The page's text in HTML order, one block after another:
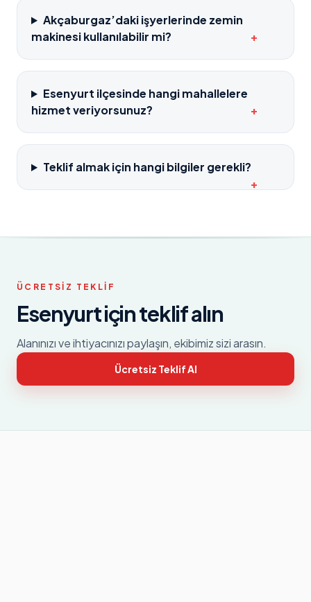
Akçaburgaz’daki işyerlerinde zemin
makinesi kullanılabilir mi?
+
Esenyurt ilçesinde hangi mahallelere
hizmet veriyorsunuz?
+
Teklif almak için hangi bilgiler gerekli?
+
ÜCRETSIZ TEKLIF
Esenyurtiçin teklif alın
Alanınızı ve ihtiyacınızı paylaşın, ekibimiz sizi arasın.
Ücretsiz Teklif Al